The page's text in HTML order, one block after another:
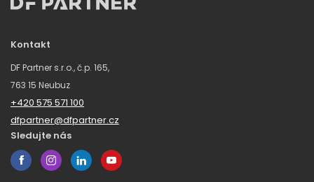
Kontakt
DF Partner s.r.o., č.p. 165,
763 15 Neubuz
+420 575 571 100
dfpartner@dfpartner.cz
Sledujte nás